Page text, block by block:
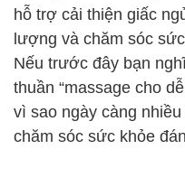
hỗ trợ cải thiện giấc
lượng và chăm sóc
Nếu trước đây bạn
thuần “massage cho
vì sao ngày càng
chăm sóc sức khỏe